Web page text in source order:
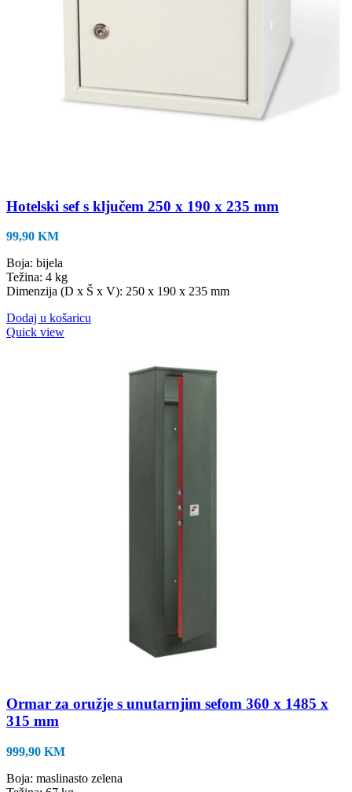
Hotelski sef s ključem 250 x 190 x 235 mm
99,90 KM
Boja: bijela
Težina: 4 kg
Dimenzija (D x Š x V): 250 x 190 x 235 mm
Dodaj u košaricu
Quick view
Ormar za oružje s unutarnjim sefom 360 x 1485 x
315 mm
999,90 KM
Boja: maslinasto zelena